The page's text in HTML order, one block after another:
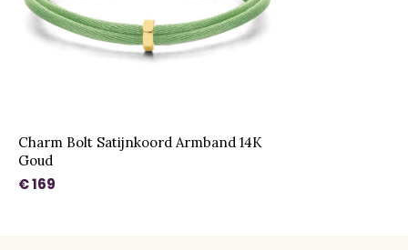
Charm Bolt Satijnkoord Armband 14K
Goud
€ 169